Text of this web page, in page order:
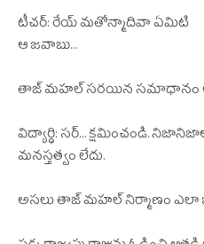
టీచర్: రేయ్ మతోన్మాదివా ఏమిటి
ఆ జవాబు…
తాజ్ మహల్ సరయిన సమాధానం
విద్యార్ధి: సర్… క్షమించండి.
మనస్తత్వం లేదు.
అసలు తాజ్ మహల్ నిర్మాణం ఎలా